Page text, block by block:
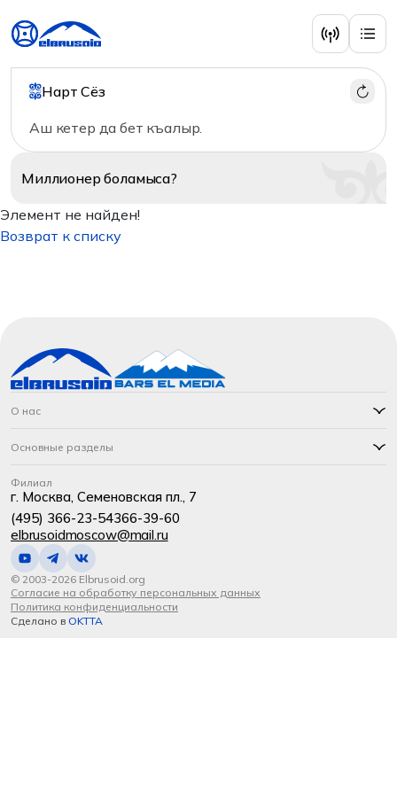
Нарт Сёз
Аш кетер да бет къалыр.
Миллионерболамыса?
Элемент не найден!
Возврат к списку
О нас
Основные разделы
Филиал
г. Москва, Семеновская пл., 7
(495) 366-23-54366-39-60
elbrusoidmoscow@mail.ru
© 2003-2026 Elbrusoid.org
Согласие на обработку персональных данных
Политика конфиденциальности
Сделано в OKTTA